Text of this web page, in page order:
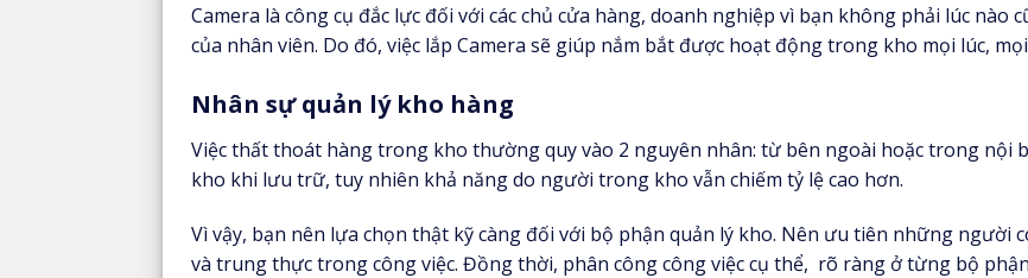
Camera là công cụ đắc lực đối với các chủ cửa hàng, doanh nghiệp vì bạn không phải lúc nào
của nhân viên. Do đó, việc lắp Camera sẽ giúp nắm bắt được hoạt động trong kho mọi lúc,
Nhân sự quản lý kho hàng
Việc thất thoát hàng trong kho thường quy vào 2 nguyên nhân: từ bên ngoài hoặc trong nội
kho khi lưu trữ, tuy nhiên khả năng do người trong kho vẫn chiếm tỷ lệ cao hơn.
Vì vậy, bạn nên lựa chọn thật kỹ càng đối với bộ phận quản lý kho. Nên ưu tiên những người
và trung thực trong công việc. Đồng thời, phân công công việc cụ thể, rõ ràng ở từng bộ